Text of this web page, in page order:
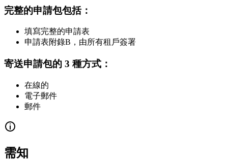
完整的申請包包括：
填寫完整的申請表
申請表附錄B，由所有租戶簽署
寄送申請包的 3 種方式：
在線的
電子郵件
郵件
需知